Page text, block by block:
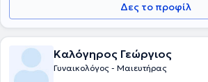
Δες το προφίλ
Καλόγηρος Γεώργιος
Γυναικολόγος - Μαιευτήρας